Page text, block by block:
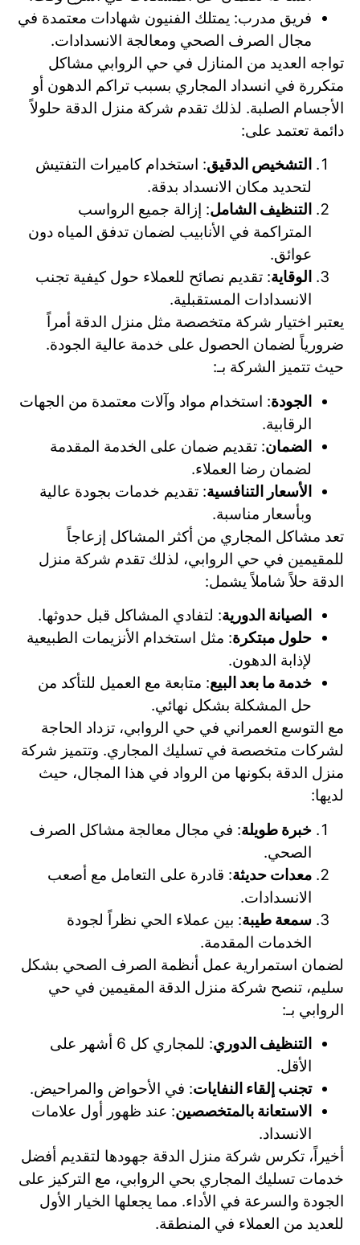
فريق مدرب: يمتلك الفنيون شهادات معتمدة في
مجال الصرف الصحي ومعالجة الانسدادات.
تواجه العديد من المنازل في حي الروابي مشاكل
متكررة في انسداد المجاري بسبب تراكم الدهون أو
الأجسام الصلبة. لذلك تقدم شركة منزل الدقة حلولاً
دائمة تعتمد على:
التشخيص الدقيق: استخدام كاميرات التفتيش
لتحديد مكان الانسداد بدقة.
التنظيف الشامل: إزالة جميع الرواسب
المتراكمة في الأنابيب لضمان تدفق المياه دون
عوائق.
الوقاية: تقديم نصائح للعملاء حول كيفية تجنب
الانسدادات المستقبلية.
يعتبر اختيار شركة متخصصة مثل منزل الدقة أمراً
ضرورياً لضمان الحصول على خدمة عالية الجودة.
حيث تتميز الشركة بـ:
الجودة: استخدام مواد وآلات معتمدة من الجهات
الرقابية.
الضمان: تقديم ضمان على الخدمة المقدمة
لضمان رضا العملاء.
الأسعار التنافسية: تقديم خدمات بجودة عالية
وبأسعار مناسبة.
تعد مشاكل المجاري من أكثر المشاكل إزعاجاً
للمقيمين في حي الروابي، لذلك تقدم شركة منزل
الدقة حلاً شاملاً يشمل:
الصيانة الدورية: لتفادي المشاكل قبل حدوثها.
حلول مبتكرة: مثل استخدام الأنزيمات الطبيعية
لإذابة الدهون.
خدمة ما بعد البيع: متابعة مع العميل للتأكد من
حل المشكلة بشكل نهائي.
مع التوسع العمراني في حي الروابي، تزداد الحاجة
لشركات متخصصة في تسليك المجاري. وتتميز شركة
منزل الدقة بكونها من الرواد في هذا المجال، حيث
لديها:
خبرة طويلة: في مجال معالجة مشاكل الصرف
الصحي.
معدات حديثة: قادرة على التعامل مع أصعب
الانسدادات.
سمعة طيبة: بين عملاء الحي نظراً لجودة
الخدمات المقدمة.
لضمان استمرارية عمل أنظمة الصرف الصحي بشكل
سليم، تنصح شركة منزل الدقة المقيمين في حي
الروابي بـ:
التنظيف الدوري
: للمجاري كل 6 أشهر على
الأقل.
تجنب إلقاء النفايات: في الأحواض والمراحيض.
الاستعانة بالمتخصصين: عند ظهور أول علامات
الانسداد.
أخيراً، تكرس شركة منزل الدقة جهودها لتقديم أفضل
خدمات تسليك المجاري بحي الروابي، مع التركيز على
الجودة والسرعة في الأداء. مما يجعلها الخيار الأول
للعديد من العملاء في المنطقة.